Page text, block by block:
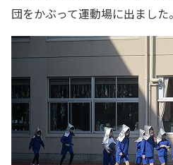
団をかぶって運動場に出ました。